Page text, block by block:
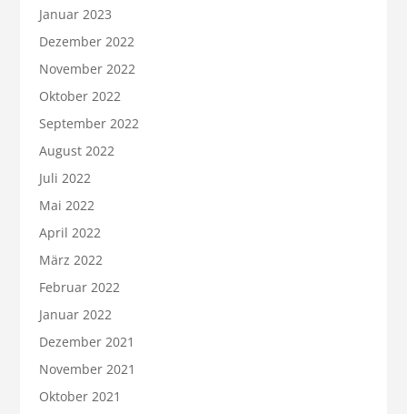
Januar 2023
Dezember 2022
November 2022
Oktober 2022
September 2022
August 2022
Juli 2022
Mai 2022
April 2022
März 2022
Februar 2022
Januar 2022
Dezember 2021
November 2021
Oktober 2021